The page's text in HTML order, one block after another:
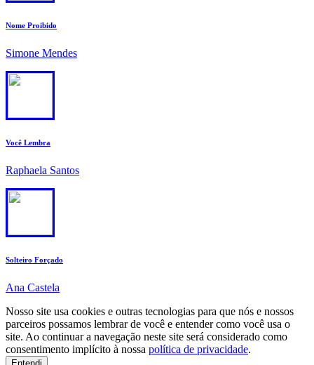
Nome Proibido
Simone Mendes
Você Lembra
Raphaela Santos
Solteiro Forçado
Ana Castela
Nosso site usa cookies e outras tecnologias para que nós e nossos
parceiros possamos lembrar de você e entender como você usa o
site. Ao continuar a navegação neste site será considerado como
consentimento implícito à nossa política de privacidade.